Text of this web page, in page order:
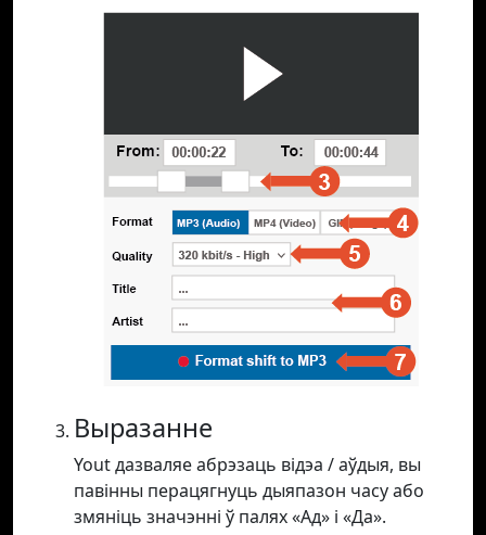
Выразанне
Yout дазваляе абрэзаць відэа / аўдыя, вы
павінны перацягнуць дыяпазон часу або
змяніць значэнні ў палях «Ад» і «Да».